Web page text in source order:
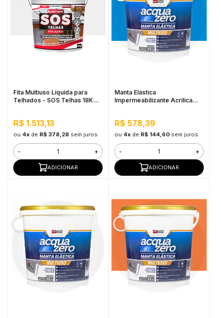
Fita Multiuso Líquida para
Telhados - SOS Telhas 18KG
R$ 1.513,13
ou 4xde R$ 378,28 sem juros
- +
ADICIONAR
Manta Elástica
Impermeabilizante Acrílica
R$ 578,39
ou 4xde R$ 144,60 sem juros
- +
ADICIONAR